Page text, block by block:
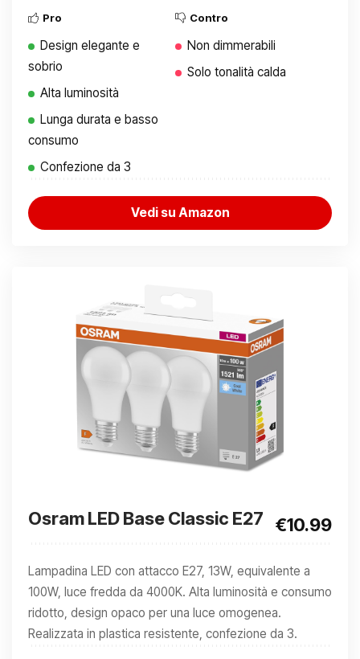
Pro
Design elegante e
sobrio
Alta luminosità
Lunga durata e basso
consumo
Confezione da 3
Contro
Non dimmerabili
Solo tonalità calda
Vedi su Amazon
Osram LED Base Classic E27 €10.99
Lampadina LED con attacco E27, 13W, equivalente a
100W, luce fredda da 4000K. Alta luminosità e consumo
ridotto, design opaco per una luce omogenea.
Realizzata in plastica resistente, confezione da 3.